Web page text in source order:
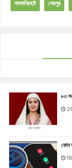
লালমনিরহাট শেরপুর
৮৩
ফোন